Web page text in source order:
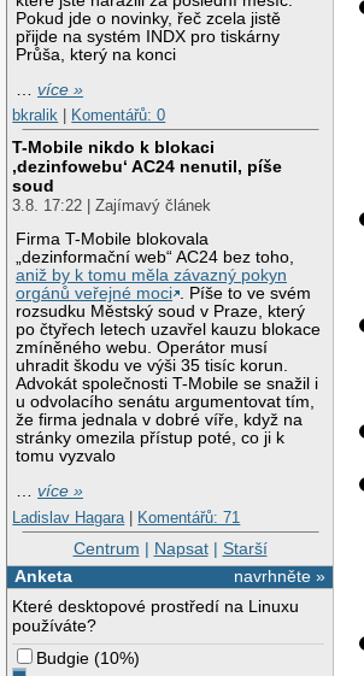
Pokud jde o novinky, řeč zcela jistě
přijde na systém INDX pro tiskárny
Průša, který na konci
…více »
bkralik
Komentářů: 0
T-Mobile nikdo k blokaci
‚dezinfowebu‘ AC24 nenutil, píše
soud
3.8. 17:22 | Zajímavý článek
Firma T-Mobile blokovala
„dezinformační web“ AC24 bez toho,
aniž by k tomu měla závazný pokyn
orgánů veřejné moci . Píše to ve svém
rozsudku Městský soud v Praze, který
po čtyřech letech uzavřel kauzu blokace
zmíněného webu. Operátor musí
uhradit škodu ve výši 35 tisíc korun.
Advokát společnosti T-Mobile se snažil i
u odvolacího senátu argumentovat tím,
že firma jednala v dobré víře, když na
stránky omezila přístup poté, co ji k
tomu vyzvalo
…více »
Ladislav Hagara | Komentářů: 71
Centrum | Napsat| Starší
navrhněte »
Anketa
Které desktopové prostředí na Linuxu
používáte?
Budgie (10%)